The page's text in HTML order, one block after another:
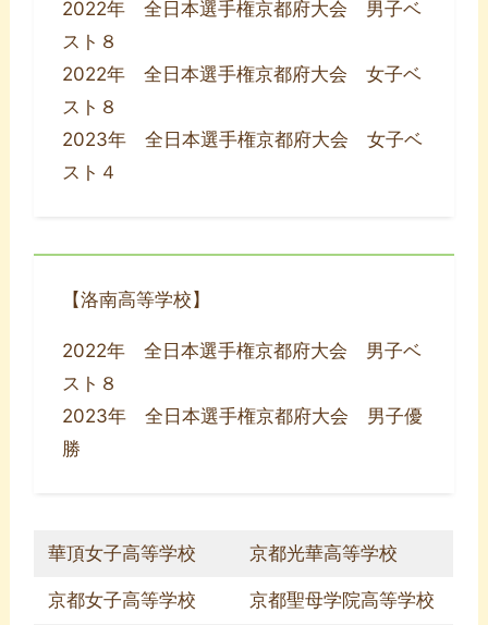
2022年 全日本選手権京都府大会 男子ベ
スト８
2022年 全日本選手権京都府大会 女子ベ
スト８
2023年 全日本選手権京都府大会 女子ベ
スト４
【洛南高等学校】
2022年 全日本選手権京都府大会 男子ベ
スト８
2023年 全日本選手権京都府大会 男子優
勝
華頂女子高等学校 京都光華高等学校
京都女子高等学校 京都聖母学院高等学校